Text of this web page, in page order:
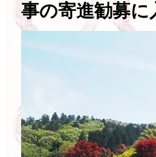
事の寄進勧募